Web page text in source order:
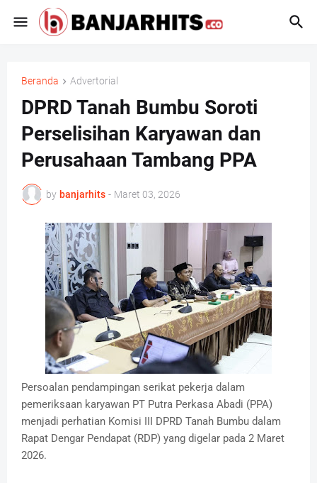
Beranda Advertorial
DPRD Tanah Bumbu Soroti
Perselisihan Karyawan dan
Perusahaan Tambang PPA
by banjarhits - Maret 03, 2026
Persoalan pendampingan serikat pekerja dalam
pemeriksaan karyawan PT Putra Perkasa Abadi (PPA)
menjadi perhatian Komisi III DPRD Tanah Bumbu dalam
Rapat Dengar Pendapat (RDP) yang digelar pada 2 Maret
2026.